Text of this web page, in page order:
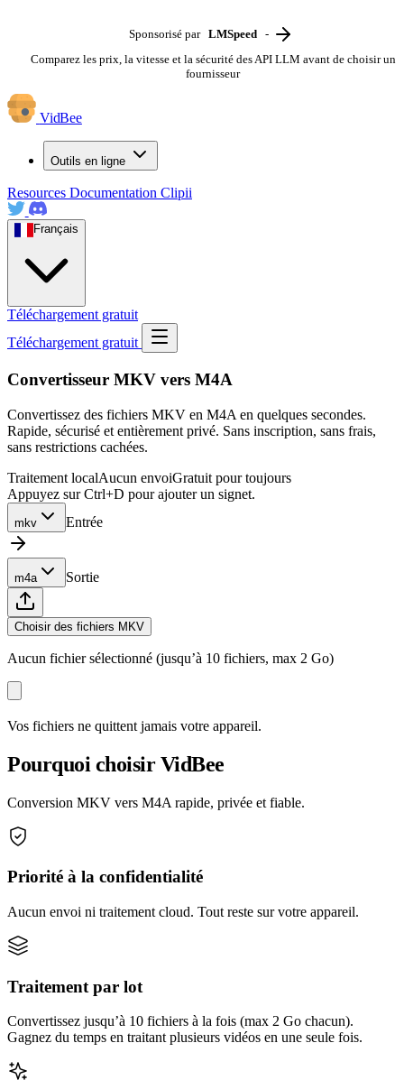
Sponsorisé par LMSpeed
-
Comparez les prix, la vitesse et la sécurité des API LLM avant de choisir un
fournisseur
VidBee
Outils en ligne
Resources Documentation Clipii
Français
Téléchargement gratuit
Téléchargement gratuit
Convertisseur MKV vers M4A
Convertissez des fichiers MKV en M4A en quelques secondes.
Rapide, sécurisé et entièrement privé. Sans inscription, sans frais,
sans restrictions cachées.
Traitement localAucun envoiGratuit pour toujours
Appuyez sur Ctrl+D pour ajouter un signet.
mkv Entrée
m4a Sortie
Choisir des fichiers MKV
Aucun fichier sélectionné (jusqu’à 10 fichiers, max 2 Go)
Vos fichiers ne quittent jamais votre appareil.
Pourquoi choisir VidBee
Conversion MKV vers M4A rapide, privée et fiable.
Priorité à la confidentialité
Aucun envoi ni traitement cloud. Tout reste sur votre appareil.
Traitement par lot
Convertissez jusqu’à 10 fichiers à la fois (max 2 Go chacun).
Gagnez du temps en traitant plusieurs vidéos en une seule fois.